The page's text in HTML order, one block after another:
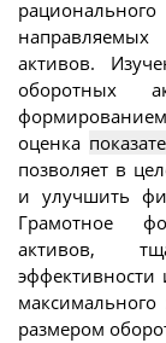
активов.
оборотных
оценка
позволяет в
и улучшить
Грамотное
активов,
эффективности
размером